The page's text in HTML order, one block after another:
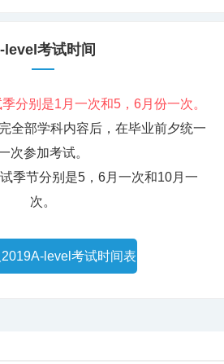
level考试时间
分别是1月一次和5，6月份一次。
全部学科内容后，在毕业前夕统一
次参加考试。
季节分别是5，6月一次和10月一
次。
level考试时间表